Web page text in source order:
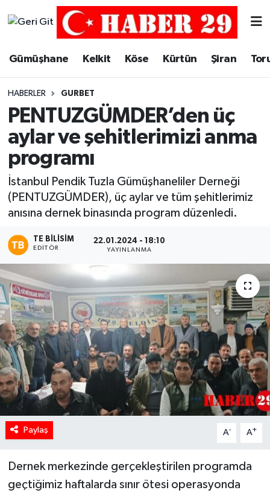
Gümüşhane Kelkit Köse Kürtün Şiran
HABERLER GURBET
PENTUZGÜMDER’den üç
aylar ve şehitlerimizi anma
programı
İstanbul Pendik Tuzla Gümüşhaneliler Derneği
(PENTUZGÜMDER), üç aylar ve tüm şehitlerimiz
anısına dernek binasında program düzenledi.
TE BILISIM
EDITÖR
22.01.2024 - 18:10
YAYINLANMA
Paylaş A- A+
Dernek merkezinde gerçekleştirilen programda
geçtiğimiz haftalarda sınır ötesi operasyonda
Merkez Trafik Yoğunluk Haritası
Süper Lig Puan Durumu ve Fikstür
Tüm Manşetler
Son Dakika Haberleri
Haber Arşivi